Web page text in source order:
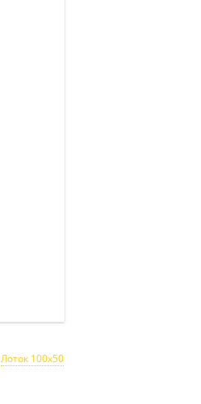
Лоток 100х50